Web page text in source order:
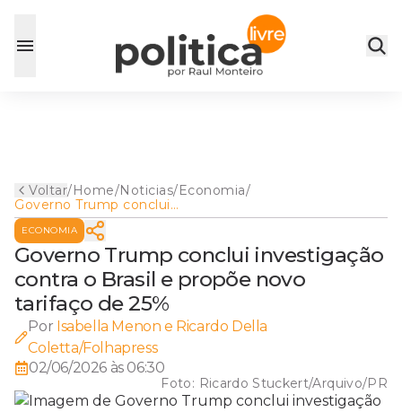
Voltar/Home/Noticias/Economia/
Governo Trump conclui
investigação contra o Brasil e
propõe novo tarifaço de 25%
ECONOMIA
Governo Trump conclui investigação
contra o Brasil e propõe novo
tarifaço de 25%
Por Isabella Menon e Ricardo Della
Coletta/Folhapress
02/06/2026 às 06:30
Foto: Ricardo Stuckert/Arquivo/PR